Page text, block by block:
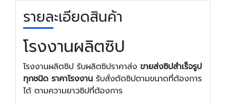
รายละเอียดสินค้า
โรงงานผลิตซิป
โรงงานผลิตซิป รับผลิตซิปราคาส่ง ขายส่งซิปสำเร็จรูป
ทุกชนิด ราคาโรงงาน รับสั่งตัดซิปตามขนาดที่ต้องการ
ได้ ตามความยาวซิปที่ต้องการ